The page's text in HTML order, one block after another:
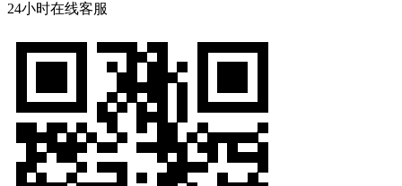
24小时在线客服